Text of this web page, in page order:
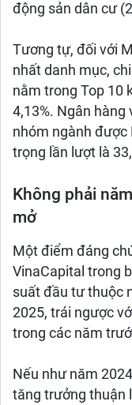
động sản dân cư
Tương tự, đối với
nhất danh mục,
nằm trong Top 10
4,13%. Ngân
nhóm ngành được
trọng lần lượt là
Không phải
mở
Một điểm đáng
VinaCapital trong
suất đầu tư thuộc
2025, trái ngược
trong các năm
Nếu như năm
tăng trưởng thuận